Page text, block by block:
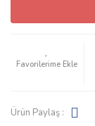
Ürün Paylaş :